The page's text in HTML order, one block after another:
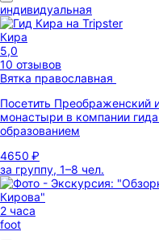
индивидуальная
Кира
5,0
10 отзывов
Вятка православная
Посетить Преображенский
монастыри в компании
образованием
4650 ₽
за группу, 1–8 чел.
2 часа
foot